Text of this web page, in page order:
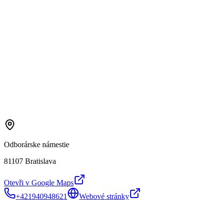
Odborárske námestie
81107 Bratislava
Otevři v Google Maps
+421940948621
Webové stránky